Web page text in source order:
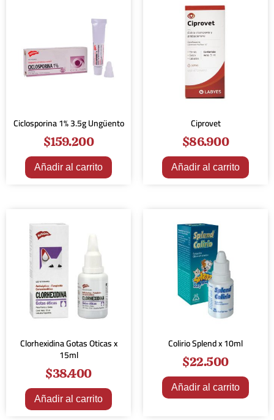
Ciclosporina 1% 3.5g Ungüento
$159.200
Añadir al carrito
Ciprovet
$86.900
Añadir al carrito
Clorhexidina Gotas Oticas x
15ml
$38.400
Añadir al carrito
Colirio Splend x 10ml
$22.500
Añadir al carrito